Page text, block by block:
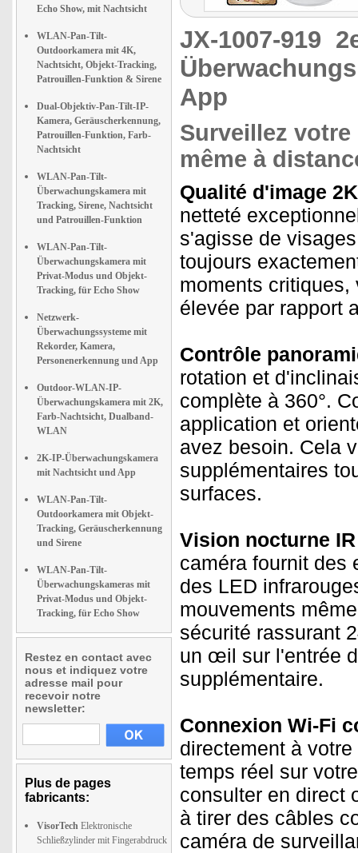
Echo Show, mit Nachtsicht
WLAN-Pan-Tilt-
Outdoorkamera mit 4K,
Nachtsicht, Objekt-Tracking,
Patrouillen-Funktion & Sirene
Dual-Objektiv-Pan-Tilt-IP-
Kamera, Geräuscherkennung,
Patrouillen-Funktion, Farb-
Nachtsicht
WLAN-Pan-Tilt-
Überwachungskamera mit
Tracking, Sirene, Nachtsicht
und Patrouillen-Funktion
WLAN-Pan-Tilt-
Überwachungskamera mit
Privat-Modus und Objekt-
Tracking, für Echo Show
Netzwerk-
Überwachungssysteme mit
Rekorder, Kamera,
Personenerkennung und App
Outdoor-WLAN-IP-
Überwachungskamera mit 2K,
Farb-Nachtsicht, Dualband-
WLAN
2K-IP-Überwachungskamera
mit Nachtsicht und App
WLAN-Pan-Tilt-
Outdoorkamera mit Objekt-
Tracking, Geräuscherkennung
und Sirene
WLAN-Pan-Tilt-
Überwachungskameras mit
Privat-Modus und Objekt-
Tracking, für Echo Show
Restez en contact avec
nous et indiquez votre
adresse mail pour
recevoir notre
newsletter:
Plus de pages
fabricants:
VisorTech Elektronische
Schließzylinder mit Fingerabdruck
JX-1007-919
App
Surveillez
même à
Qualité d'image
netteté
s'agisse de
toujours
moments
élevée par rapport
Contrôle
rotation et
complète à 360°.
application et
avez besoin. Cela
supplémentaires
surfaces.
Vision nocturne
caméra fournit des
des LED
mouvements
sécurité rassurant
un œil sur l'entrée
supplémentaire.
Connexion Wi-Fi
directement à
temps réel sur
consulter en direct
à tirer des câbles
caméra de